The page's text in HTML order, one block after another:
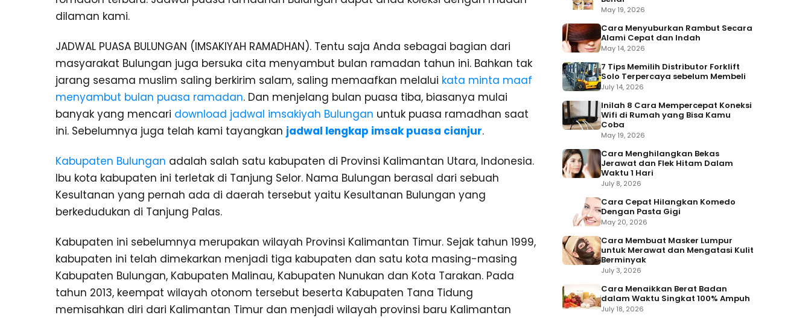
dilaman kami.
JADWAL PUASA BULUNGAN (IMSAKIYAH RAMADHAN). Tentu saja Anda sebagai bagian dari
masyarakat Bulungan juga bersuka cita menyambut bulan ramadan tahun ini. Bahkan tak
jarang sesama muslim saling berkirim salam, saling memaafkan melalui kata minta maaf
menyambut bulan puasa ramadan. Dan menjelang bulan puasa tiba, biasanya mulai
banyak yang mencari download jadwal imsakiyah Bulungan untuk puasa ramadhan saat
ini. Sebelumnya juga telah kami tayangkan jadwal lengkap imsak puasa cianjur.
Kabupaten Bulungan adalah salah satu kabupaten di Provinsi Kalimantan Utara, Indonesia.
Ibu kota kabupaten ini terletak di Tanjung Selor. Nama Bulungan berasal dari sebuah
Kesultanan yang pernah ada di daerah tersebut yaitu Kesultanan Bulungan yang
berkedudukan di Tanjung Palas.
Kabupaten ini sebelumnya merupakan wilayah Provinsi Kalimantan Timur. Sejak tahun 1999,
kabupaten ini telah dimekarkan menjadi tiga kabupaten dan satu kota masing-masing
Kabupaten Bulungan, Kabupaten Malinau, Kabupaten Nunukan dan Kota Tarakan. Pada
tahun 2013, keempat wilayah otonom tersebut beserta Kabupaten Tana Tidung
memisahkan diri dari Kalimantan Timur dan menjadi wilayah provinsi baru Kalimantan
May 19, 2026
Cara Menyuburkan Rambut Secara
Alami Cepat dan Indah
May 14, 2026
7 Tips Memilih Distributor Forklift
Solo Terpercaya sebelum Membeli
July 14, 2026
Inilah 8 Cara Mempercepat Koneksi
Wifi di Rumah yang Bisa Kamu
Coba
May 19, 2026
Cara Menghilangkan Bekas
Jerawat dan Flek Hitam Dalam
Waktu 1 Hari
July 8, 2026
Cara Cepat Hilangkan Komedo
Dengan Pasta Gigi
May 20, 2026
Cara Membuat Masker Lumpur
untuk Merawat dan Mengatasi Kulit
Berminyak
July 3, 2026
Cara Menaikkan Berat Badan
dalam Waktu Singkat 100% Ampuh
July 18, 2026